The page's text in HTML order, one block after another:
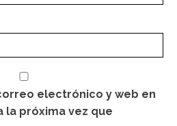
electrónico y web en
la próxima vez que